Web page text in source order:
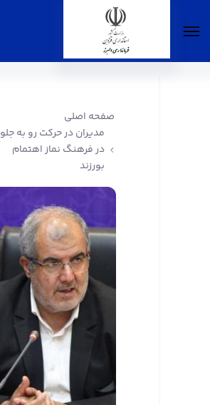
صفحه اصلی
مدیران در حرکت رو به جلو
در فرهنگ نماز اهتمام
بورزند